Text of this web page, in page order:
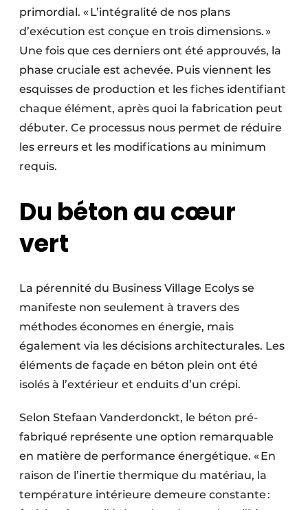
primordial. « L’intégralité de nos plans
d’exécution est conçue en trois dimensions. »
Une fois que ces derniers ont été approuvés, la
phase cruciale est achevée. Puis viennent les
esquisses de production et les fiches identifiant
chaque élément, après quoi la fabrication peut
débuter. Ce processus nous permet de réduire
les erreurs et les modifications au minimum
requis.
Du béton au cœur
vert
La pérennité du Business Village Ecolys se
manifeste non seulement à travers des
méthodes économes en énergie, mais
également via les décisions architecturales. Les
éléments de façade en béton plein ont été
isolés à l’extérieur et enduits d’un crépi.
Selon Stefaan Vanderdonckt, le béton pré­
fabriqué représente une option remar­quable
en matière de performance énergétique. « En
raison de l’inertie thermique du matériau, la
température inté­rieure demeure constante :